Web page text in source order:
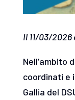
Il 11/03/2026
Nell’ambito
coordinati e
Gallia del